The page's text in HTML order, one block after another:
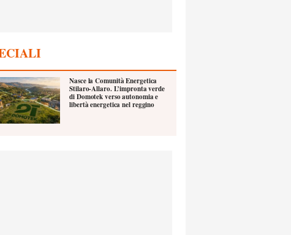
Nasce la Comunità Energetica
Stilaro-Allaro. L’impronta verde
di Domotek verso autonomia e
libertà energetica nel reggino